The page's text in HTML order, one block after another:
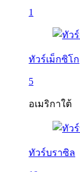
1
ทัวร์เม็กซิโก
5
อเมริกาใต้
ทัวร์บราซิล